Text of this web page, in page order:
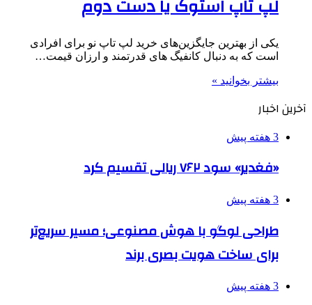
لپ تاپ استوک یا دست دوم
یکی از بهترین جایگزین‌های خرید لپ تاپ نو برای افرادی
است که به دنبال کانفیگ های قدرتمند و ارزان قیمت…
بیشتر بخوانید »
آخرین اخبار
3 هفته پیش
«فغدیر» سود ۷۶۲ ریالی تقسیم کرد
3 هفته پیش
طراحی لوگو با هوش مصنوعی؛ مسیر سریع‌تر
برای ساخت هویت بصری برند
3 هفته پیش